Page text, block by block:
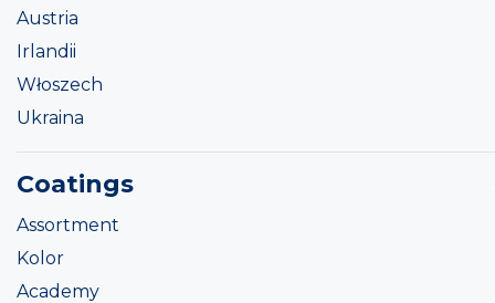
Austria
Irlandii
Włoszech
Ukraina
Coatings
Assortment
Kolor
Academy